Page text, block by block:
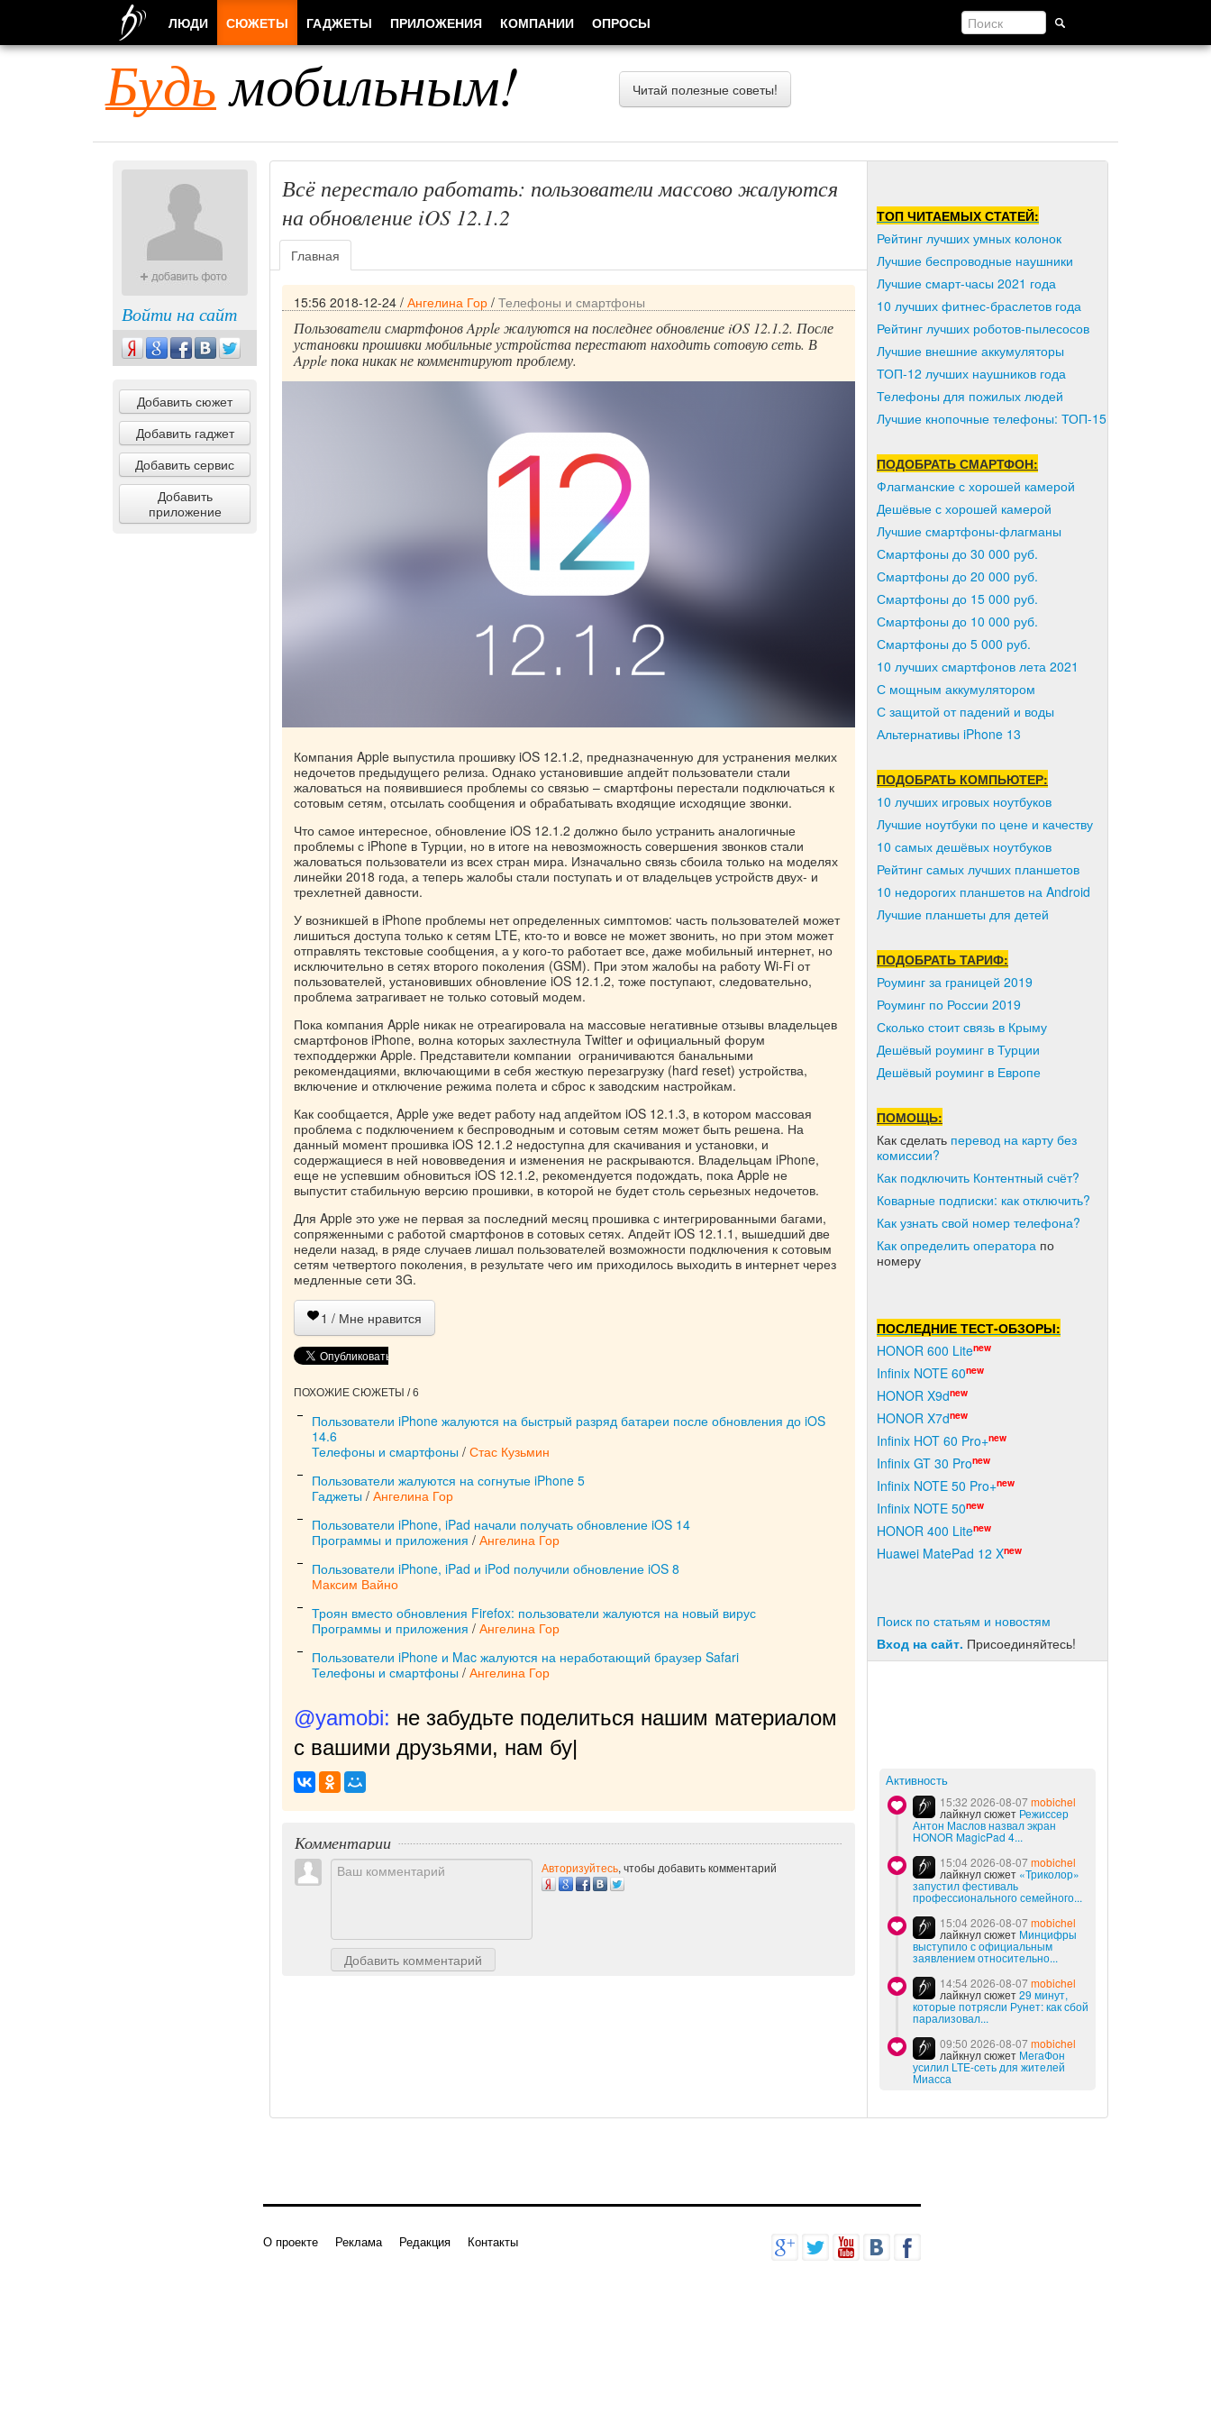
Будьмобильным! Читай полезные советы!
Войти на сайт
Добавить сюжет
Добавить гаджет
Добавить сервис
Добавить
приложение
Всё перестало работать: пользователи массово жалуются
на обновление iOS 12.1.2
Главная
15:56 2018-12-24 / Ангелина Гор / Телефоны и смартфоны
Пользователи смартфонов Apple жалуются на последнее обновление iOS 12.1.2. После
установки прошивки мобильные устройства перестают находить сотовую сеть. В
Apple пока никак не комментируют проблему.
Компания Apple выпустила прошивку iOS 12.1.2, предназначенную для устранения мелких
недочетов предыдущего релиза. Однако установившие апдейт пользователи стали
жаловаться на появившиеся проблемы со связью – смартфоны перестали подключаться к
сотовым сетям, отсылать сообщения и обрабатывать входящие исходящие звонки.
Что самое интересное, обновление iOS 12.1.2 должно было устранить аналогичные
проблемы с iPhone в Турции, но в итоге на невозможность совершения звонков стали
жаловаться пользователи из всех стран мира. Изначально связь сбоила только на моделях
линейки 2018 года, а теперь жалобы стали поступать и от владельцев устройств двух- и
трехлетней давности.
У возникшей в iPhone проблемы нет определенных симптомов: часть пользователей может
лишиться доступа только к сетям LTE, кто-то и вовсе не может звонить, но при этом может
отправлять текстовые сообщения, а у кого-то работает все, даже мобильный интернет, но
исключительно в сетях второго поколения (GSM). При этом жалобы на работу Wi-Fi от
пользователей, установивших обновление iOS 12.1.2, тоже поступают, следовательно,
проблема затрагивает не только сотовый модем.
Пока компания Apple никак не отреагировала на массовые негативные отзывы владельцев
смартфонов iPhone, волна которых захлестнула Twitter и официальный форум
техподдержки Apple. Представители компании ограничиваются банальными
рекомендациями, включающими в себя жесткую перезагрузку (hard reset) устройства,
включение и отключение режима полета и сброс к заводским настройкам.
Как сообщается, Apple уже ведет работу над апдейтом iOS 12.1.3, в котором массовая
проблема с подключением к беспроводным и сотовым сетям может быть решена. На
данный момент прошивка iOS 12.1.2 недоступна для скачивания и установки, и
содержащиеся в ней нововведения и изменения не раскрываются. Владельцам iPhone,
еще не успевшим обновиться iOS 12.1.2, рекомендуется подождать, пока Apple не
выпустит стабильную версию прошивки, в которой не будет столь серьезных недочетов.
Для Apple это уже не первая за последний месяц прошивка с интегрированными багами,
сопряженными с работой смартфонов в сотовых сетях. Апдейт iOS 12.1.1, вышедший две
недели назад, в ряде случаев лишал пользователей возможности подключения к сотовым
сетям четвертого поколения, в результате чего им приходилось выходить в интернет через
медленные сети 3G.
1 / Мне нравится
ПОХОЖИЕ СЮЖЕТЫ / 6
Пользователи iPhone жалуются на быстрый разряд батареи после обновления до iOS
14.6
Телефоны и смартфоны / Стас Кузьмин
Пользователи жалуются на согнутые iPhone 5
Гаджеты / Ангелина Гор
Пользователи iPhone, iPad начали получать обновление iOS 14
Программы и приложения / Ангелина Гор
Пользователи iPhone, iPad и iPod получили обновление iOS 8
Максим Вайно
Троян вместо обновления Firefox: пользователи жалуются на новый вирус
Программы и приложения / Ангелина Гор
Пользователи iPhone и Mac жалуются на неработающий браузер Safari
Телефоны и смартфоны / Ангелина Гор
@yamobi: не забудьте поделиться нашим материалом
с вашими друзьями, нам будет очень приятн
Комментарии
Добавить комментарий
Авторизуйтесь, чтобы добавить комментарий
ТОП ЧИТАЕМЫХ СТАТЕЙ:
Рейтинг лучших умных колонок
Лучшие беспроводные наушники
Лучшие смарт-часы 2021 года
10 лучших фитнес-браслетов года
Рейтинг лучших роботов-пылесосов
Лучшие внешние аккумуляторы
ТОП-12 лучших наушников года
Телефоны для пожилых людей
Лучшие кнопочные телефоны: ТОП-15
ПОДОБРАТЬ СМАРТФОН:
Флагманские с хорошей камерой
Дешёвые с хорошей камерой
Лучшие смартфоны-флагманы
Смартфоны до 30 000 руб.
Смартфоны до 20 000 руб.
Смартфоны до 15 000 руб.
Смартфоны до 10 000 руб.
Смартфоны до 5 000 руб.
10 лучших смартфонов лета 2021
С мощным аккумулятором
С защитой от падений и воды
Альтернативы iPhone 13
ПОДОБРАТЬ КОМПЬЮТЕР:
10 лучших игровых ноутбуков
Лучшие ноутбуки по цене и качеству
10 самых дешёвых ноутбуков
Рейтинг самых лучших планшетов
10 недорогих планшетов на Android
Лучшие планшеты для детей
ПОДОБРАТЬ ТАРИФ:
Роуминг за границей 2019
Роуминг по России 2019
Сколько стоит связь в Крыму
Дешёвый роуминг в Турции
Дешёвый роуминг в Европе
ПОМОЩЬ:
Как сделать перевод на карту без
комиссии?
Как подключить Контентный счёт?
Коварные подписки: как отключить?
Как узнать свой номер телефона?
Как определить оператора по
номеру
ПОСЛЕДНИЕ ТЕСТ-ОБЗОРЫ:
HONOR 600 Litenew
Infinix NOTE 60new
HONOR X9dnew
HONOR X7dnew
Infinix HOT 60 Pro+new
Infinix GT 30 Pronew
Infinix NOTE 50 Pro+new
Infinix NOTE 50new
HONOR 400 Litenew
Huawei MatePad 12 Xnew
Поиск по статьям и новостям
Вход на сайт. Присоединяйтесь!
Активность
15:32 2026-08-07mobichel
лайкнул сюжет Режиссер
Антон Маслов назвал экран
HONOR MagicPad 4...
15:04 2026-08-07mobichel
лайкнул сюжет «Триколор»
запустил фестиваль
профессионального семейного...
15:04 2026-08-07mobichel
лайкнул сюжет Минцифры
выступило с официальным
заявлением относительно...
14:54 2026-08-07mobichel
лайкнул сюжет29 минут,
которые потрясли Рунет: как сбой
парализовал...
09:50 2026-08-07mobichel
лайкнул сюжет МегаФон
усилил LTE-сеть для жителей
Миасса
ЛЮДИ СЮЖЕТЫ ГАДЖЕТЫ ПРИЛОЖЕНИЯ КОМПАНИИ ОПРОСЫ
О проекте Реклама Редакция Контакты